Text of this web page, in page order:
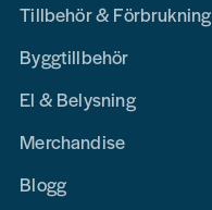
Tillbehör & Förbrukning
Byggtillbehör
El & Belysning
Merchandise
Blogg